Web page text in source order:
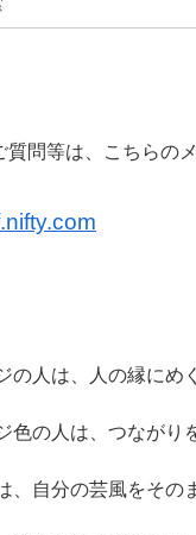
質問等は、こちらの
の人は、人の縁にめ
色の人は、つながり
、自分の芸風をその